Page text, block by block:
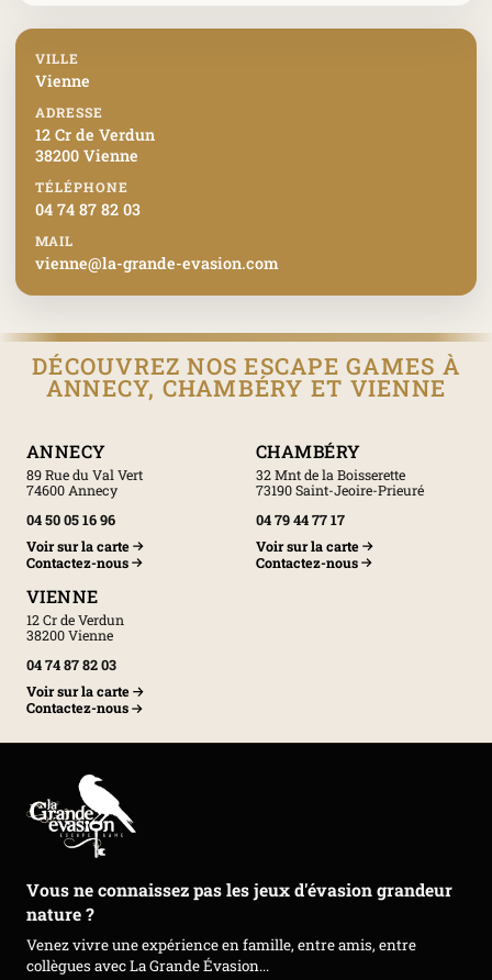
VILLE
Vienne
ADRESSE
12 Cr de Verdun
38200 Vienne
TÉLÉPHONE
04 74 87 82 03
MAIL
vienne@la-grande-evasion.com
DÉCOUVREZ NOS ESCAPE GAMES À
ANNECY, CHAMBÉRY ET VIENNE
ANNECY
89 Rue du Val Vert
74600 Annecy
04 50 05 16 96
Voir sur la carte
Contactez-nous
CHAMBÉRY
32 Mnt de la Boisserette
73190 Saint-Jeoire-Prieuré
04 79 44 77 17
Voir sur la carte
Contactez-nous
VIENNE
12 Cr de Verdun
38200 Vienne
04 74 87 82 03
Voir sur la carte
Contactez-nous
Vous ne connaissez pas les jeux d'évasion grandeur
nature ?
Venez vivre une expérience en famille, entre amis, entre
collègues avec La Grande Évasion...